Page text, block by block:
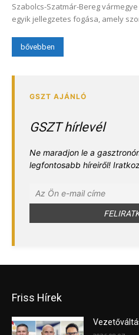
Szabolcs-Szatmár-Bereg
egyik jellegzetes fogása, amely
bővebben
GSZT hírlevél
Ne maradjon le a
legfontosabb híreiről!
Friss Hírek